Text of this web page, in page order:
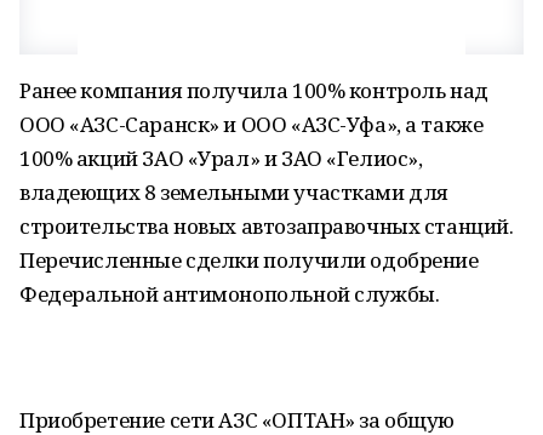
Ранее компания получила 100% контроль над
ООО «АЗС-Саранск» и ООО «АЗС-Уфа», а также
100% акций ЗАО «Урал» и ЗАО «Гелиос»,
владеющих 8 земельными участками для
строительства новых автозаправочных станций.
Перечисленные сделки получили одобрение
Федеральной антимонопольной службы.
Приобретение сети АЗС «ОПТАН» за общую